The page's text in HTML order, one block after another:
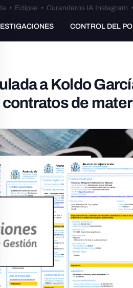
• Eclipse • Curanderos IA Instagram •
CONTROL DEL
a Koldo
de